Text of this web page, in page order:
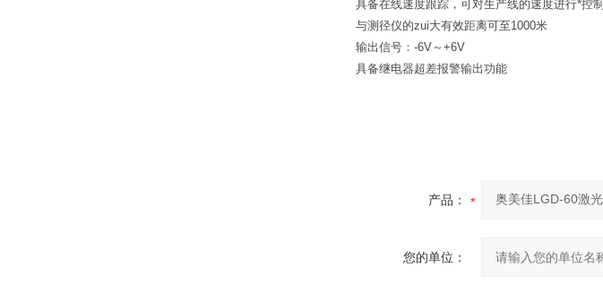
具备在线速度跟踪，可对生产线的速度进行*控制
与测径仪的zui大有效距离可至1000米
输出信号：-6V～+6V
具备继电器超差报警输出功能
产品：
您的单位：